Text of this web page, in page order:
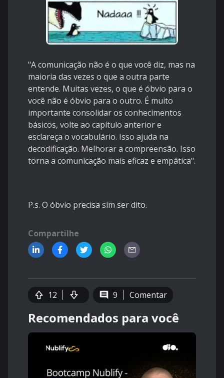
"A comunicação não é o que você diz, mas na
maioria das vezes o que a outra parte
entende. Muitas vezes, o que é óbvio para o
você não é óbvio para o outro. É muito
importante consolidar os conhecimentos
básicos, volte ao capítulo anterior e
esclareça o vocabulário. Isso ajuda na
decodificação. Melhorar a compreensão. Isso
torna a comunicação mais eficaz e empática".
P.s. O óbvio precisa sim ser dito.
Compartilhe
12 9 Comentar
Recomendados para você